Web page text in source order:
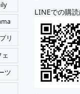
リ
ェ
ツ
LINEでの購読